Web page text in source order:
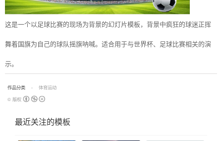
这是一个以足球比赛的现场为背景的幻灯片模板，背景中疯狂的球迷正挥
舞着国旗为自己的球队摇旗呐喊。适合用于与世界杯、足球比赛相关的演
示。
作品分类
体育运动
© 版权
最近关注的模板